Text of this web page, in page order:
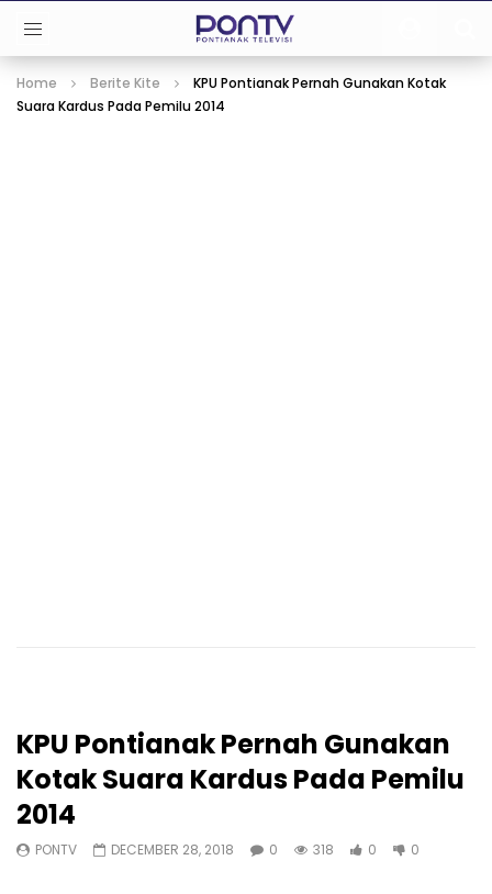
Home Berite Kite
KPU Pontianak Pernah Gunakan Kotak
Suara Kardus Pada Pemilu 2014
KPU Pontianak Pernah Gunakan
Kotak Suara Kardus Pada Pemilu
2014
PONTV DECEMBER 28, 2018 0 318 0 0